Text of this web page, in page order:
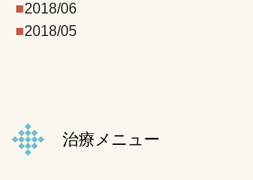
2018/06
2018/05
治療メニュー